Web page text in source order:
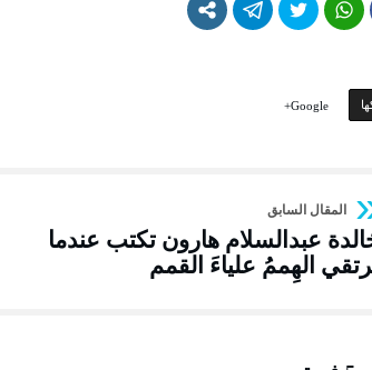
Google+
عبدالسلام هارون تكتب عندما
الهِممُ علياءَ القمم